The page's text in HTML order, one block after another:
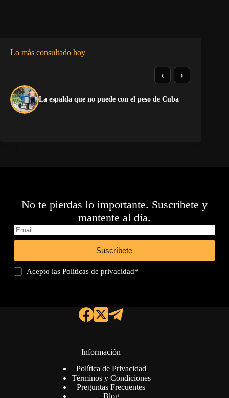
Lo más consultado hoy
La espalda que no puede con el peso de Cuba
‹ ›
No te pierdas lo importante. Suscríbete y
mantente al día.
Suscríbete
Acepto lasPoliticas de privacidad*
Información
Política de Privacidad
Términos y Condiciones
Preguntas Frecuentes
Blog